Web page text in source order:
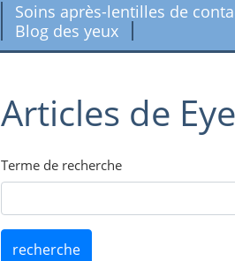
Soins après-lentilles de
Blog des yeux
Articles de
Terme de recherche
recherche